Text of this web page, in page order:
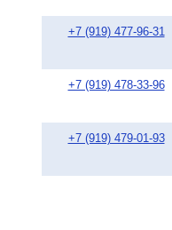
+7 (919) 477-96-31
+7 (919) 478-33-96
+7 (919) 479-01-93